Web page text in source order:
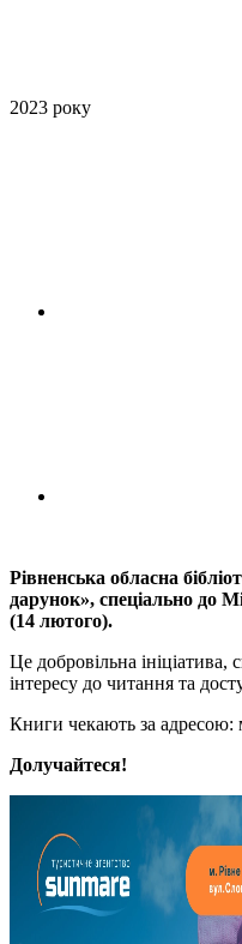
2023 року
Рівненська обласна
дарунок», спеціально до
(14 лютого).
Це добровільна
інтересу до читання та
Книги чекають за адресою:
Долучайтеся!